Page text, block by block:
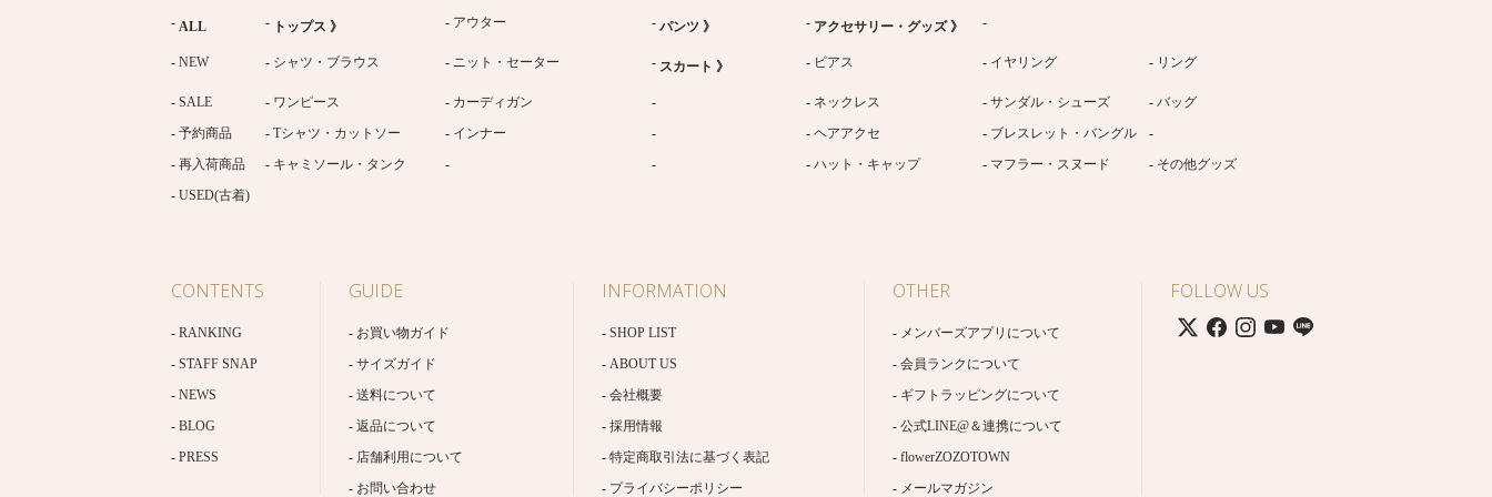
ALL トップス 》 アウター パンツ 》 アクセサリー・グッズ 》
NEW シャツ・ブラウス ニット・セーター スカート 》 ピアス イヤリング リング
SALE ワンピース カーディガン ネックレス サンダル・シューズ
バッグ
予約商品
Tシャツ・カットソー インナー ヘアアクセ
ブレスレット・バングル
再入荷商品
キャミソール・タンク ハット・キャップ マフラー・スヌード
その他グッズ
USED(古着)
CONTENTS
RANKING
STAFF SNAP
NEWS
BLOG
PRESS
GUIDE
お買い物ガイド
サイズガイド
送料について
返品について
店舗利用について
お問い合わせ
INFORMATION
SHOP LIST
ABOUT US
会社概要
採用情報
特定商取引法に基づく表記
プライバシーポリシー
OTHER
メンバーズアプリについて
会員ランクについて
ギフトラッピングについて
公式LINE@＆連携について
flowerZOZOTOWN
メールマガジン
FOLLOW US